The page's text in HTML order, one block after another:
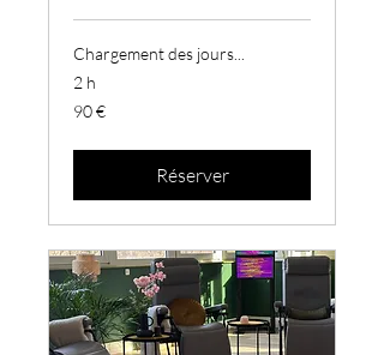
Chargement des jours...
2 h
90
euros
90 €
Réserver